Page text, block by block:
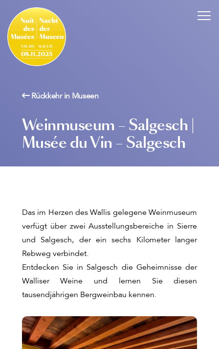
Rückkehr in Museen
Weinmuseum – Salgesch |
Musée du Vin – Salgesch
Das im Herzen des Wallis gelegene Weinmuseum
verfügt über zwei Ausstellungsbereiche in Sierre
und Salgesch, der ein sechs Kilometer langer
Rebweg verbindet.
Entdecken Sie in Salgesch die Geheimnisse der
Walliser Weine und lernen Sie diesen
tausendjährigen Bergweinbau kennen.